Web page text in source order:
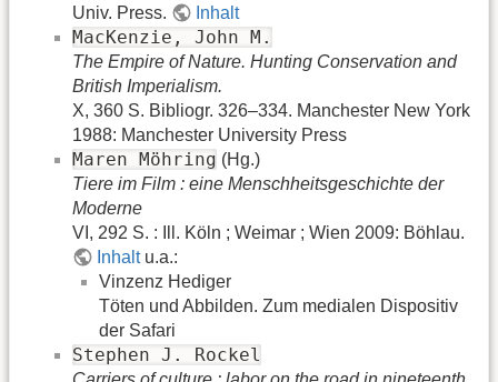
Univ. Press.
Inhalt
MacKenzie, John M.
The Empire of Nature. Hunting Conservation and
British Imperialism.
X, 360 S. Bibliogr. 326–334. Manchester New York
1988: Manchester University Press
Maren Möhring (Hg.)
Tiere im Film : eine Menschheitsgeschichte der
Moderne
VI, 292 S. : Ill. Köln ; Weimar ; Wien 2009: Böhlau.
Inhaltu.a.:
Vinzenz Hediger
Töten und Abbilden. Zum medialen Dispositiv
der Safari
Stephen J. Rockel